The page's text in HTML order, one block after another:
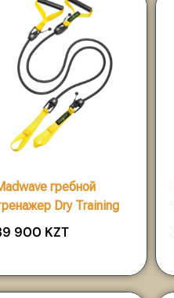
гребной
Dry Training
900 KZT